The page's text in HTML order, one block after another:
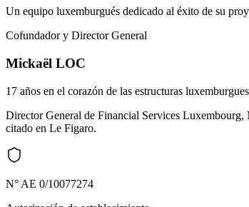
Un equipo luxemburgués dedicado al éxito de su
Cofundador y Director General
Mickaël LOC
17 años en el corazón de las estructuras
Director General de Financial Services Luxembourg,
citado en Le Figaro.
N° AE 0/10077274